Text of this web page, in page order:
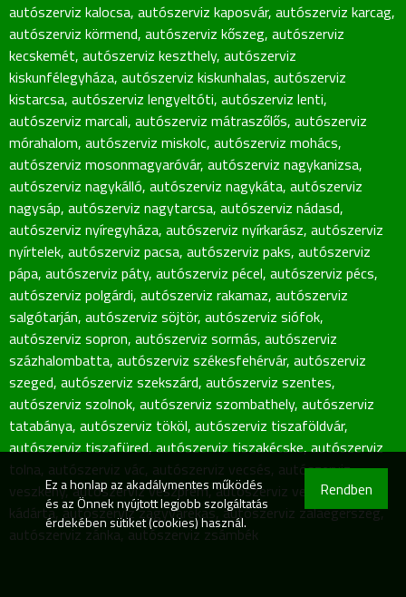
autószerviz kalocsa, autószerviz kaposvár, autószerviz karcag,
autószerviz körmend, autószerviz kőszeg, autószerviz
kecskemét, autószerviz keszthely, autószerviz
kiskunfélegyháza, autószerviz kiskunhalas, autószerviz
kistarcsa, autószerviz lengyeltóti, autószerviz lenti,
autószerviz marcali, autószerviz mátraszőlős, autószerviz
mórahalom, autószerviz miskolc, autószerviz mohács,
autószerviz mosonmagyaróvár, autószerviz nagykanizsa,
autószerviz nagykálló, autószerviz nagykáta, autószerviz
nagysáp, autószerviz nagytarcsa, autószerviz nádasd,
autószerviz nyíregyháza, autószerviz nyírkarász, autószerviz
nyírtelek, autószerviz pacsa, autószerviz paks, autószerviz
pápa, autószerviz páty, autószerviz pécel, autószerviz pécs,
autószerviz polgárdi, autószerviz rakamaz, autószerviz
salgótarján, autószerviz söjtör, autószerviz siófok,
autószerviz sopron, autószerviz sormás, autószerviz
százhalombatta, autószerviz székesfehérvár, autószerviz
szeged, autószerviz szekszárd, autószerviz szentes,
autószerviz szolnok, autószerviz szombathely, autószerviz
tatabánya, autószerviz tököl, autószerviz tiszaföldvár,
autószerviz tiszafüred,autószerviz tiszakécske,autószerviz
tolna, autószerviz vác, autószerviz vecsés, autószerviz
veszkény,autószerviz veszprém,autószerviz veszprém-
kádárta,autószerviz zagyvarékas,autószerviz zalaegerszeg,
autószerviz zánka,autószerviz zsámbék
Ez a honlap az akadálymentes működés
és az Önnek nyújtott legjobb szolgáltatás
érdekében sütiket (cookies) használ.
Rendben